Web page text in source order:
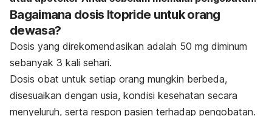
Bagaimana dosis Itopride untuk orang
dewasa?
Dosis yang direkomendasikan adalah 50 mg diminum
sebanyak 3 kali sehari.
Dosis obat untuk setiap orang mungkin berbeda,
disesuaikan dengan usia, kondisi kesehatan secara
menyeluruh, serta respon pasien terhadap pengobatan.